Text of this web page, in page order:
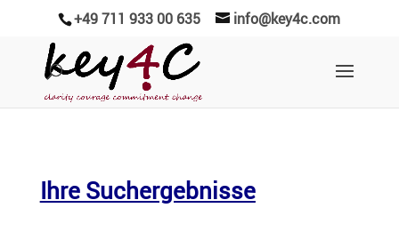
+49 711 933 00 635 info@key4c.com
Ihre Suchergebnisse